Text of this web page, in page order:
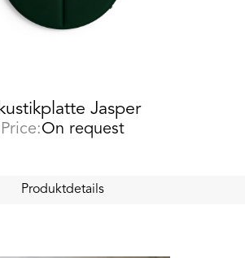
Jasper
Price:On request
Produktdetails